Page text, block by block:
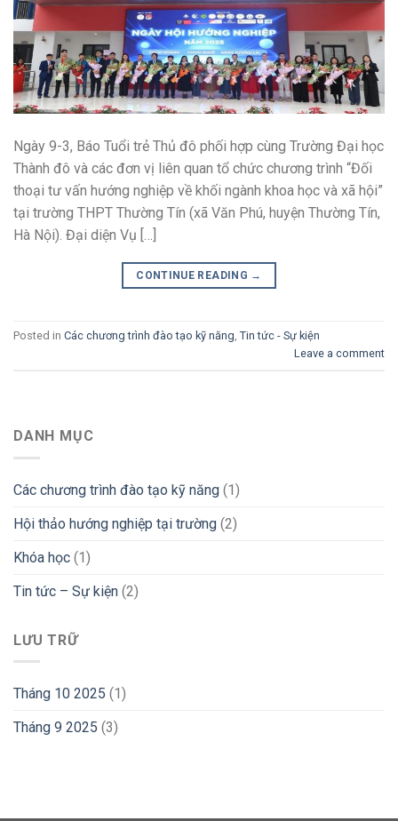
Ngày 9-3, Báo Tuổi trẻ Thủ đô phối hợp cùng Trường Đại học
Thành đô và các đơn vị liên quan tổ chức chương trình “Đối
thoại tư vấn hướng nghiệp về khối ngành khoa học và xã hội”
tại trường THPT Thường Tín (xã Văn Phú, huyện Thường Tín,
Hà Nội). Đại diện Vụ […]
CONTINUE READING →
Posted in Các chương trình đào tạo kỹ năng, Tin tức - Sự kiện
Leave a comment
DANH MỤC
Các chương trình đào tạo kỹ năng (1)
Hội thảo hướng nghiệp tại trường (2)
Khóa học (1)
Tin tức – Sự kiện (2)
LƯU TRỮ
Tháng 10 2025 (1)
Tháng 9 2025 (3)